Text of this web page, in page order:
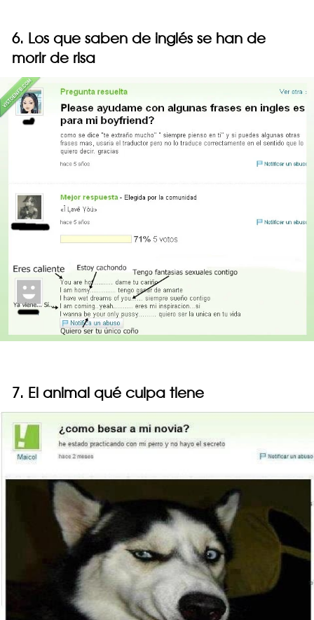
6. Los que saben de inglés se han de
morir de risa
7. El animal qué culpa tiene